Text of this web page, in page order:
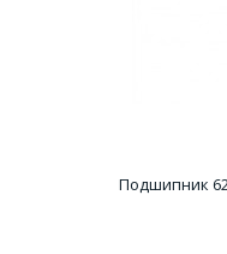
Подшипник